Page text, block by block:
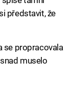
představit, že
se propracovala
muselo